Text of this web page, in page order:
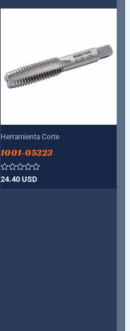
Herramienta Corte
1001-05323
Valorado
24.40 USD